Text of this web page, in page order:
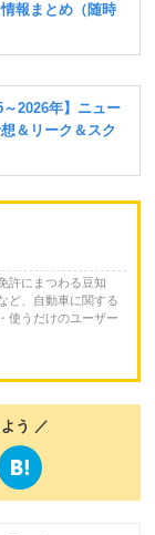
許にまつわる豆知
ど、自動車に関する
使うだけのユーザー
う ／